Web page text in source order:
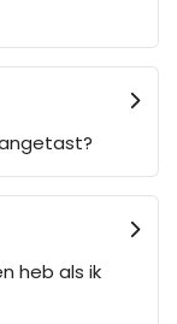
heb als ik